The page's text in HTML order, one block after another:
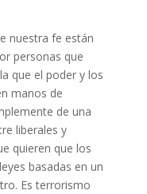
nuestra fe están
personas que
que el poder y los
manos de
de una
liberales y
quieren que los
basadas en un
Es terrorismo